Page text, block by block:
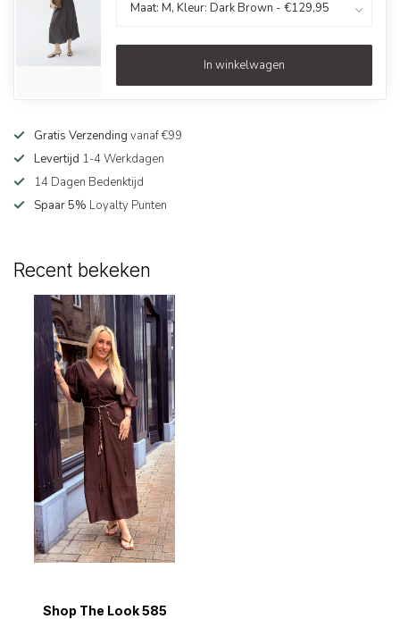
In winkelwagen
Gratis Verzending vanaf €99
Levertijd 1-4 Werkdagen
14 Dagen Bedenktijd
Spaar 5% Loyalty Punten
Recent bekeken
Shop The Look 585